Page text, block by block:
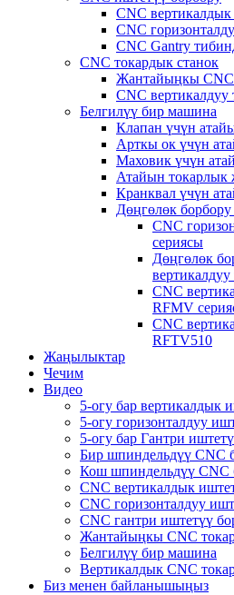
CNC
CNC
CNC Gantry
CNC токардык станок
Жантайыңкы CNC
CNC вертикалдуу
Белгилүү бир машина
Клапан үчүн
Арткы ок үчүн
Маховик үчүн
Атайын токарлык
Кранквал үчүн
Дөңгөлөк
CNC
сериясы
Дөңгөлөк
CNC
RFMV
CNC
RFTV510
Жаңылыктар
Чечим
Видео
5-огу бар вертикалдык
5-огу горизонталдуу
5-огу бар Гантри
Бир шпиндельдүү CNC
Кош шпиндельдүү CNC
CNC вертикалдык
CNC горизонталдуу
CNC гантри иштетүү
Жантайыңкы CNC
Белгилүү бир машина
Вертикалдык CNC
Биз менен байланышыңыз